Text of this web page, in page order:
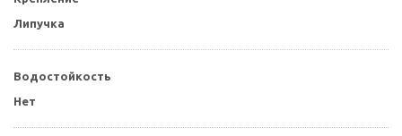
Липучка
Водостойкость
Нет